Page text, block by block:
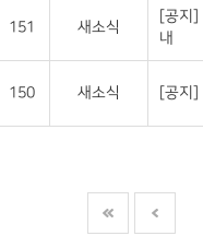
151 새소식
[공지]
내
150 새소식 [공지]